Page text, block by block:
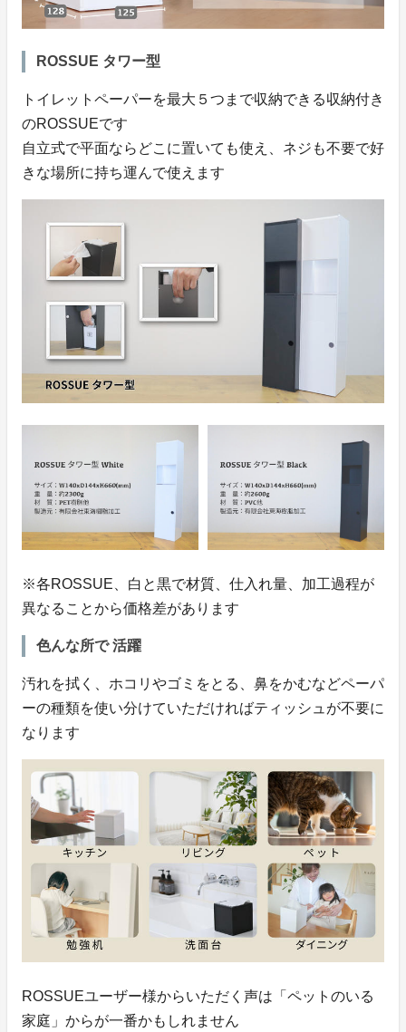
ROSSUE タワー型
トイレットペーパーを最大５つまで収納できる収納付き
のROSSUEです
自立式で平面ならどこに置いても使え、ネジも不要で好
きな場所に持ち運んで使えます
※各ROSSUE、白と黒で材質、仕入れ量、加工過程が
異なることから価格差があります
色んな所で 活躍
汚れを拭く、ホコリやゴミをとる、鼻をかむなどペーパ
ーの種類を使い分けていただければティッシュが不要に
なります
ROSSUEユーザー様からいただく声は「ペットのいる
家庭」からが一番かもしれません